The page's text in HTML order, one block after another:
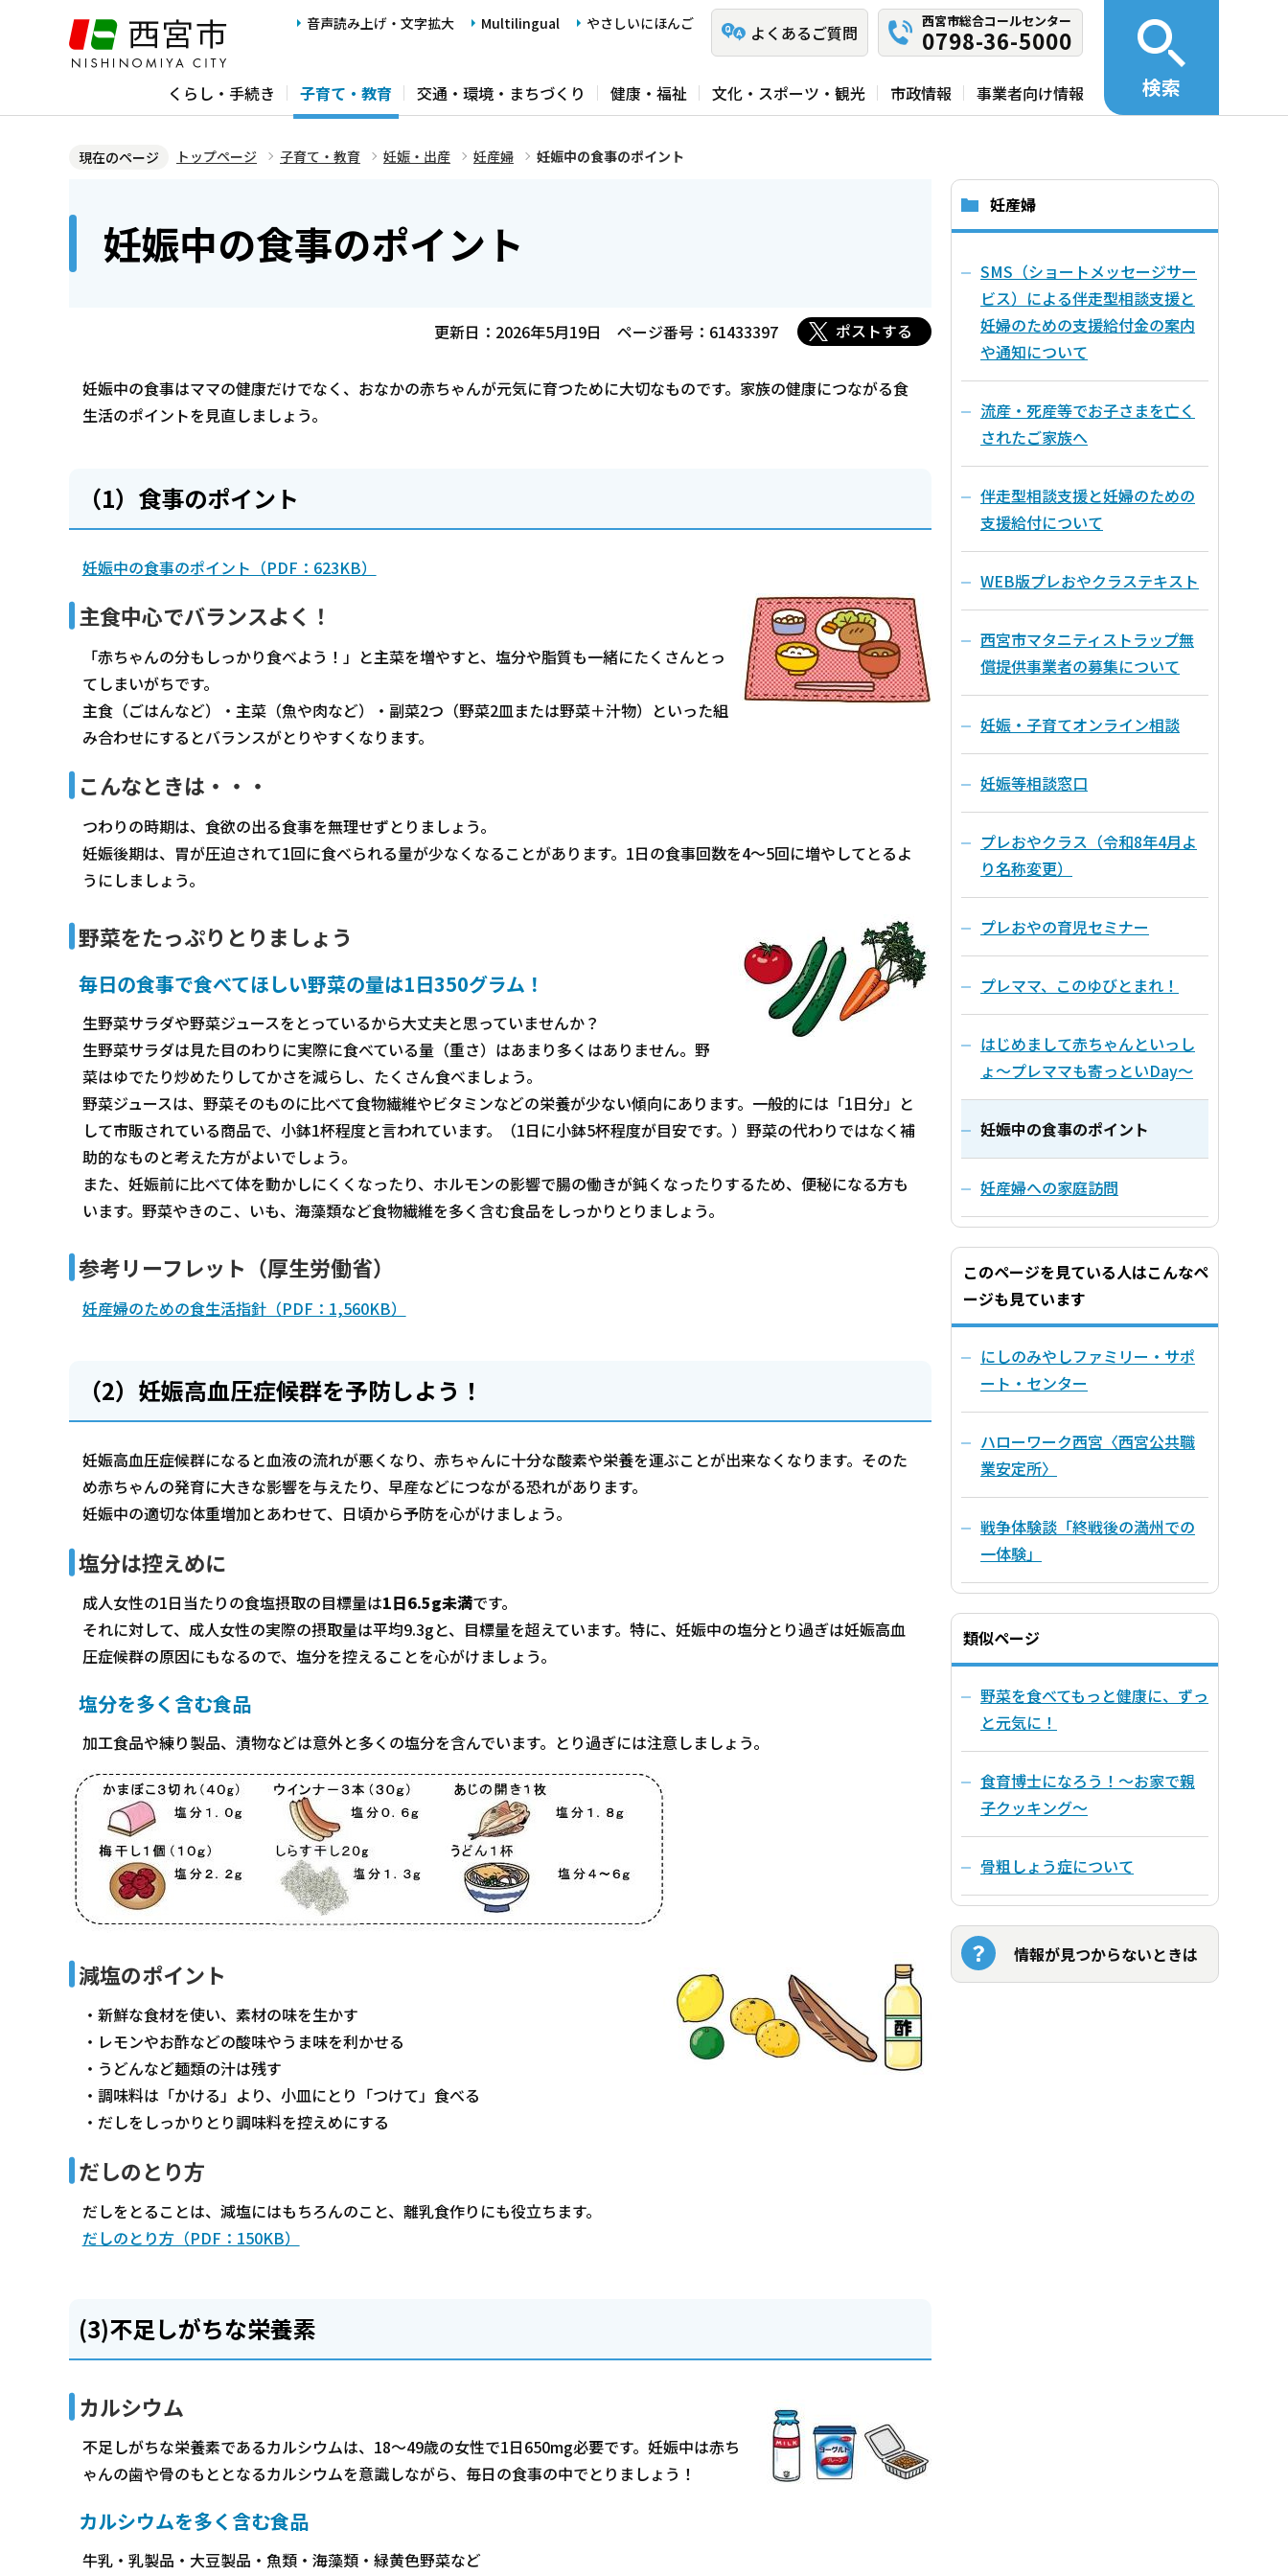
ジ
音声読み上げ・文字拡大 Multilingual やさしいにほんご よくあるご質問
西宮市総合コールセンター
0798-36-5000
くらし・手続き 子育て・教育 交通・環境・まちづくり 健康・福祉 文化・スポーツ・観光 市政情報 事業者向け情報 検索
現在のページ トップページ 子育て・教育 妊娠・出産 妊産婦 妊娠中の食事のポイント
妊娠中の食事のポイント
更新日：2026年5月19日 ページ番号：61433397 ポストする
妊娠中の食事はママの健康だけでなく、おなかの赤ちゃんが元気に育つために大切なものです。家族の健康につながる食
生活のポイントを見直しましょう。
（1）食事のポイント
妊娠中の食事のポイント（PDF：623KB）
主食中心でバランスよく！
「赤ちゃんの分もしっかり食べよう！」と主菜を増やすと、塩分や脂質も一緒にたくさんとっ
てしまいがちです。
主食（ごはんなど）・主菜（魚や肉など）・副菜2つ（野菜2皿または野菜＋汁物）といった組
み合わせにするとバランスがとりやすくなります。
こんなときは・・・
つわりの時期は、食欲の出る食事を無理せずとりましょう。
妊娠後期は、胃が圧迫されて1回に食べられる量が少なくなることがあります。1日の食事回数を4～5回に増やしてとるよ
うにしましょう。
野菜をたっぷりとりましょう
毎日の食事で食べてほしい野菜の量は1日350グラム！
生野菜サラダや野菜ジュースをとっているから大丈夫と思っていませんか？
生野菜サラダは見た目のわりに実際に食べている量（重さ）はあまり多くはありません。野
菜はゆでたり炒めたりしてかさを減らし、たくさん食べましょう。
野菜ジュースは、野菜そのものに比べて食物繊維やビタミンなどの栄養が少ない傾向にあります。一般的には「1日分」と
して市販されている商品で、小鉢1杯程度と言われています。（1日に小鉢5杯程度が目安です。）野菜の代わりではなく補
助的なものと考えた方がよいでしょう。
また、妊娠前に比べて体を動かしにくくなったり、ホルモンの影響で腸の働きが鈍くなったりするため、便秘になる方も
います。野菜やきのこ、いも、海藻類など食物繊維を多く含む食品をしっかりとりましょう。
参考リーフレット（厚生労働省）
妊産婦のための食生活指針（PDF：1,560KB）
（2）妊娠高血圧症候群を予防しよう！
妊娠高血圧症候群になると血液の流れが悪くなり、赤ちゃんに十分な酸素や栄養を運ぶことが出来なくなります。そのた
め赤ちゃんの発育に大きな影響を与えたり、早産などにつながる恐れがあります。
妊娠中の適切な体重増加とあわせて、日頃から予防を心がけましょう。
塩分は控えめに
成人女性の1日当たりの食塩摂取の目標量は1日6.5g未満です。
それに対して、成人女性の実際の摂取量は平均9.3gと、目標量を超えています。特に、妊娠中の塩分とり過ぎは妊娠高血
圧症候群の原因にもなるので、塩分を控えることを心がけましょう。
塩分を多く含む食品
加工食品や練り製品、漬物などは意外と多くの塩分を含んでいます。とり過ぎには注意しましょう。
減塩のポイント
・新鮮な食材を使い、素材の味を生かす
・レモンやお酢などの酸味やうま味を利かせる
・うどんなど麺類の汁は残す
・調味料は「かける」より、小皿にとり「つけて」食べる
・だしをしっかりとり調味料を控えめにする
だしのとり方
だしをとることは、減塩にはもちろんのこと、離乳食作りにも役立ちます。
だしのとり方（PDF：150KB）
(3)不足しがちな栄養素
カルシウム
不足しがちな栄養素であるカルシウムは、18～49歳の女性で1日650mg必要です。妊娠中は赤ち
ゃんの歯や骨のもととなるカルシウムを意識しながら、毎日の食事の中でとりましょう！
カルシウムを多く含む食品
牛乳・乳製品・大豆製品・魚類・海藻類・緑黄色野菜など
妊産婦
SMS（ショートメッセージサー
ビス）による伴走型相談支援と
妊婦のための支援給付金の案内
や通知について
流産・死産等でお子さまを亡く
されたご家族へ
伴走型相談支援と妊婦のための
支援給付について
WEB版プレおやクラステキスト
西宮市マタニティストラップ無
償提供事業者の募集について
妊娠・子育てオンライン相談
妊娠等相談窓口
プレおやクラス（令和8年4月よ
り名称変更）
プレおやの育児セミナー
プレママ、このゆびとまれ！
はじめまして赤ちゃんといっし
ょ～プレママも寄っといDay～
妊娠中の食事のポイント
妊産婦への家庭訪問
このページを見ている人はこんなペ
ージも見ています
にしのみやしファミリー・サポ
ート・センター
ハローワーク西宮〈西宮公共職
業安定所〉
戦争体験談「終戦後の満州での
一体験」
類似ページ
野菜を食べてもっと健康に、ずっ
と元気に！
食育博士になろう！～お家で親
子クッキング～
骨粗しょう症について
情報が見つからないときは